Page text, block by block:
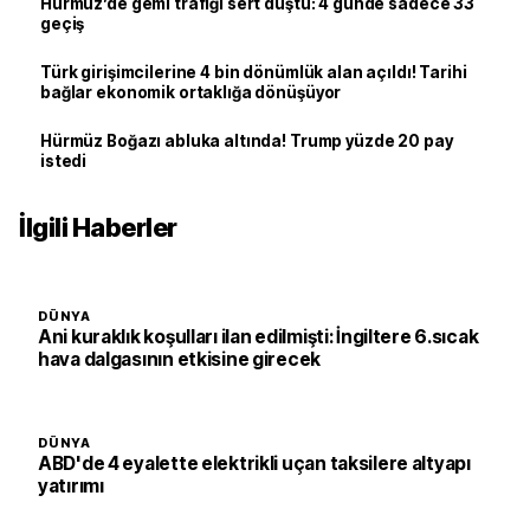
geçiş
Türk girişimcilerine 4 bin dönümlük alan açıldı! Tarihi
bağlar ekonomik ortaklığa dönüşüyor
Hürmüz Boğazı abluka altında! Trump yüzde 20 pay
istedi
İlgili Haberler
DÜNYA
Ani kuraklık koşulları ilan edilmişti: İngiltere 6.sıcak
hava dalgasının etkisine girecek
DÜNYA
ABD'de 4 eyalette elektrikli uçan taksilere altyapı
yatırımı